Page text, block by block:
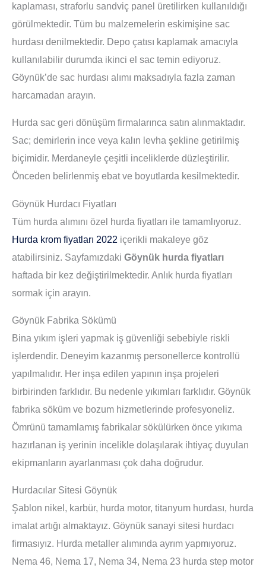
kaplaması, straforlu sandviç panel üretilirken kullanıldığı
görülmektedir. Tüm bu malzemelerin eskimişine sac
hurdası denilmektedir. Depo çatısı kaplamak amacıyla
kullanılabilir durumda ikinci el sac temin ediyoruz.
Göynük’de sac hurdası alımı maksadıyla fazla zaman
harcamadan arayın.
Hurda sac geri dönüşüm firmalarınca satın alınmaktadır.
Sac; demirlerin ince veya kalın levha şekline getirilmiş
biçimidir. Merdaneyle çeşitli inceliklerde düzleştirilir.
Önceden belirlenmiş ebat ve boyutlarda kesilmektedir.
Göynük Hurdacı Fiyatları
Tüm hurda alımını özel hurda fiyatları ile tamamlıyoruz.
Hurda krom fiyatları 2022 içerikli makaleye göz
atabilirsiniz. Sayfamızdaki Göynük hurda fiyatları
haftada bir kez değiştirilmektedir. Anlık hurda fiyatları
sormak için arayın.
Göynük Fabrika Sökümü
Bina yıkım işleri yapmak iş güvenliği sebebiyle riskli
işlerdendir. Deneyim kazanmış personellerce kontrollü
yapılmalıdır. Her inşa edilen yapının inşa projeleri
birbirinden farklıdır. Bu nedenle yıkımları farklıdır. Göynük
fabrika söküm ve bozum hizmetlerinde profesyoneliz.
Ömrünü tamamlamış fabrikalar sökülürken önce yıkıma
hazırlanan iş yerinin incelikle dolaşılarak ihtiyaç duyulan
ekipmanların ayarlanması çok daha doğrudur.
Hurdacılar Sitesi Göynük
Şablon nikel, karbür, hurda motor, titanyum hurdası, hurda
imalat artığı almaktayız. Göynük sanayi sitesi hurdacı
firmasıyız. Hurda metaller alımında ayrım yapmıyoruz.
Nema 46, Nema 17, Nema 34, Nema 23 hurda step motor